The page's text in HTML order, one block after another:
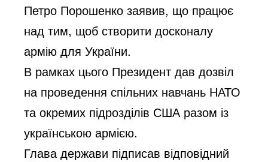
Петро Порошенко заявив, що працює
над тим, щоб створити досконалу
армію для України.
В рамках цього Президент дав дозвіл
на проведення спільних навчань НАТО
та окремих підрозділів США разом із
українською армією.
Глава держави підписав відповідний